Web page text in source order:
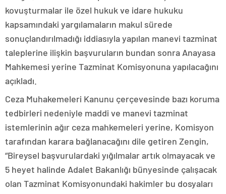
kovuşturmalar ile özel hukuk ve idare hukuku
kapsamındaki yargılamaların makul sürede
sonuçlandırılmadığı iddiasıyla yapılan manevi tazminat
taleplerine ilişkin başvuruların bundan sonra Anayasa
Mahkemesi yerine Tazminat Komisyonuna yapılacağını
açıkladı.
Ceza Muhakemeleri Kanunu çerçevesinde bazı koruma
tedbirleri nedeniyle maddi ve manevi tazminat
istemlerinin ağır ceza mahkemeleri yerine, Komisyon
tarafından karara bağlanacağını dile getiren Zengin,
“Bireysel başvurulardaki yığılmalar artık olmayacak ve
5 heyet halinde Adalet Bakanlığı bünyesinde çalışacak
olan Tazminat Komisyonundaki hakimler bu dosyaları